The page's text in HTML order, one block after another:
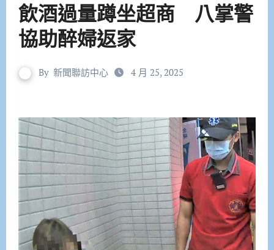
飲酒過量蹲坐超商 八掌警
協助醉婦返家
By 新聞聯訪中心 4 月 25, 2025